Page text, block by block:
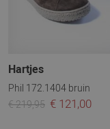
Hartjes
Phil 172.1404 bruin
€ 219,95 € 121,00